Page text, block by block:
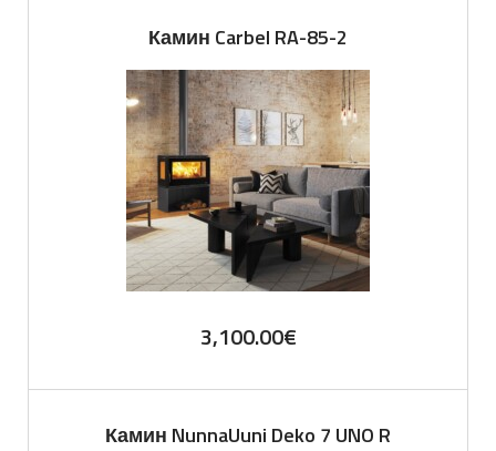
Камин Carbel RA-85-2
3,100.00€
Камин NunnaUuni Deko 7 UNO R